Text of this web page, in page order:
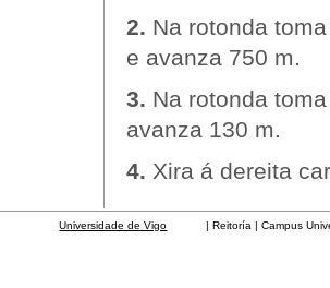
2. Na rotonda
e avanza 750 m.
3. Na rotonda
avanza 130 m.
4. Xira á dereita
Universidade de Vigo | Reitoría | Campus